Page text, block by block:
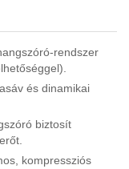
rendszer
és dinamikai
biztosít
kompressziós